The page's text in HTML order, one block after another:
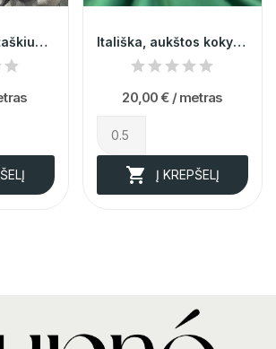
Pilkas tiulis su taškiukais 012765 Itališka, aukštos kokybės žalia medvilnė su...
20,00 € / metras
 Į KREPŠELĮ